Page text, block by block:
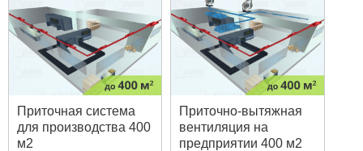
Приточная система
для производства 400
м2
Приточно-вытяжная
вентиляция на
предприятии 400 м2